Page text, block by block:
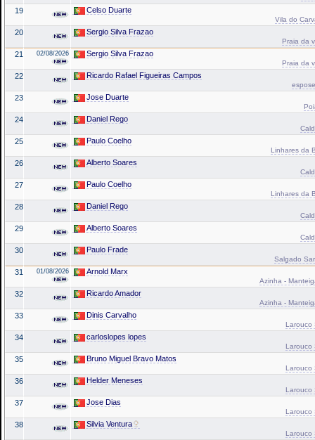
19 Celso Duarte
Vila do
20 Sergio Silva Frazao
Praia da
21 02/08/2026 Sergio Silva Frazao
Praia da
22 Ricardo Rafael Figueiras Campos
23 Jose Duarte
24 Daniel Rego
25 Paulo Coelho
Linhares da
26 Alberto Soares
27 Paulo Coelho
Linhares da
28 Daniel Rego
29 Alberto Soares
30 Paulo Frade
Salgado
31 01/08/2026 Arnold Marx
Azinha -
32 Ricardo Amador
Azinha -
33 Dinis Carvalho
Larouco
34 carloslopes lopes
Larouco
35 Bruno Miguel Bravo Matos
Larouco
36 Helder Meneses
Larouco
37 Jose Dias
Larouco
38 Silvia Ventura
Larouco